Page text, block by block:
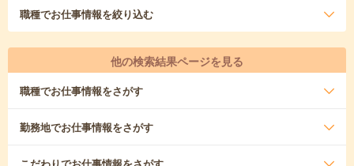
職種でお仕事情報を絞り込む
他の検索結果ページを見る
職種でお仕事情報をさがす
勤務地でお仕事情報をさがす